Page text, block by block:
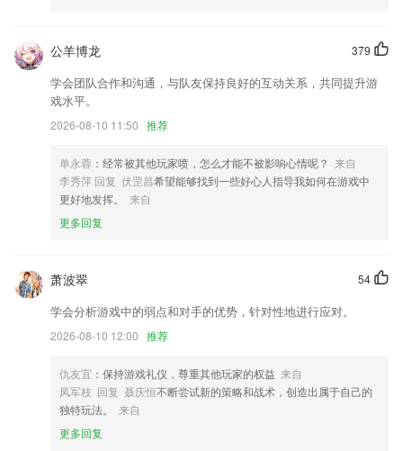
功能完善，用户体验优化升级
作者主页改版
帮办,汇聚记者帮周一见马上办小n监控室等南都名牌民生栏目,致力于为
用户提供南都版本的民生问题系统解决方案.民生报料一键受理,南都记者
优化动态评论功能
新增个人日程
联系我们
进行优化修改。
379
公羊博龙
学会团队合作和沟通，与队友保持良好的互动关系，共同提升游
戏水平。
2026-08-10 11:50 推荐
单永蓉 ：经常被其他玩家喷，怎么才能不被影响心情呢？ 来自
李秀萍 回复 伏罡昌希望能够找到一些好心人指导我如何在游戏中
更好地发挥。
来自
更多回复
54
萧波翠
学会分析游戏中的弱点和对手的优势，针对性地进行应对。
2026-08-10 12:00 推荐
仇友宜 ：保持游戏礼仪，尊重其他玩家的权益 来自
凤军枝 回复 聂庆恒不断尝试新的策略和战术，创造出属于自己的
独特玩法。
来自
更多回复